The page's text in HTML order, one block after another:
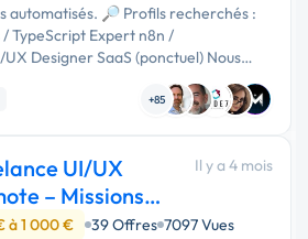
automatisés. 🔎 Profils recherchés :
TypeScript Expert n8n /
Designer SaaS (ponctuel) Nous
autonomes, capables de travailler sur
+85
UI/UX
– Missions
Il y a 4 mois
à 1 000 € 39 Offres 7097 Vues